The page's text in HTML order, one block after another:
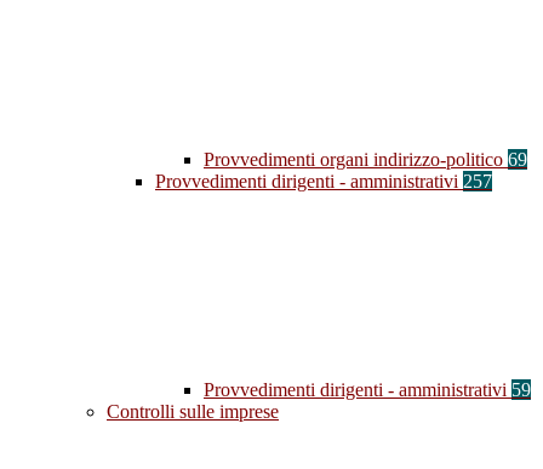
Provvedimenti organi indirizzo-politico 69
Provvedimenti dirigenti - amministrativi 257
Provvedimenti dirigenti - amministrativi 59
Controlli sulle imprese